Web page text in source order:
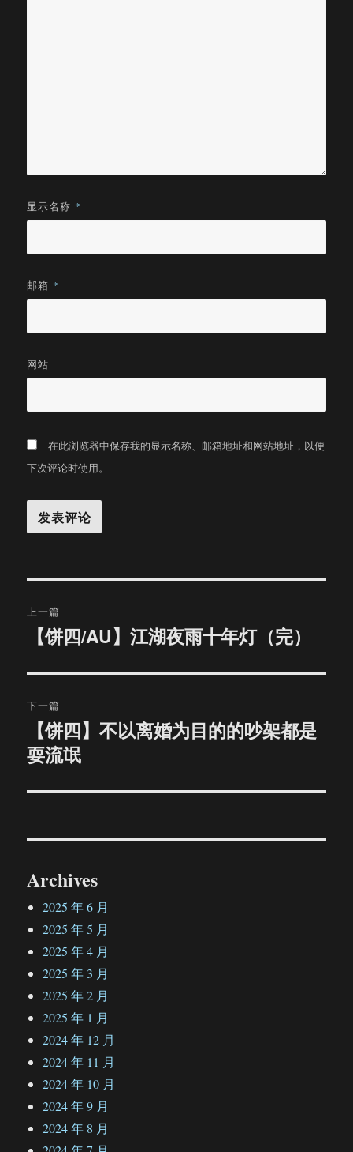
显示名称 *
邮箱 *
网站
在此浏览器中保存我的显示名称、邮箱地址和网站地址，以便
下次评论时使用。
章
航
上一篇
文
章：
【饼四/AU】江湖夜雨十年灯（完）
下一篇
篇
章：
【饼四】不以离婚为目的的吵架都是
耍流氓
Archives
2025 年 6 月
2025 年 5 月
2025 年 4 月
2025 年 3 月
2025 年 2 月
2025 年 1 月
2024 年 12 月
2024 年 11 月
2024 年 10 月
2024 年 9 月
2024 年 8 月